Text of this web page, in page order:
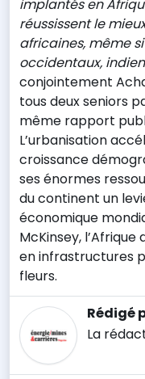
implantés en
réussissent le
africaines, même
occidentaux,
conjointement
tous deux seniors
même rapport
L’urbanisation
croissance
ses énormes
du continent un
économique
McKinsey,
en infrastructures
fleurs.
Rédigé
La